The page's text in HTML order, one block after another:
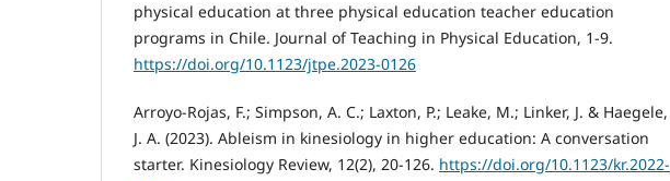
physical education at three physical education teacher education
programs in Chile. Journal of Teaching in Physical Education, 1-9.
https://doi.org/10.1123/jtpe.2023-0126
Arroyo-Rojas, F.; Simpson, A. C.; Laxton, P.; Leake, M.; Linker, J. & Haegele,
J. A. (2023). Ableism in kinesiology in higher education: A conversation
starter. Kinesiology Review, 12(2), 20-126. https://doi.org/10.1123/kr.2022-